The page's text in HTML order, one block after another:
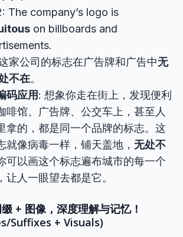
The company’s logo is
on billboards and
家公司的标志在广告牌和广告中无
不在。
码应用: 想象你走在街上，发现便利
啡馆、广告牌、公交车上，甚至人
拿的，都是同一个品牌的标志。这
就像病毒一样，铺天盖地， 无处不
可以画这个标志遍布城市的每一个
让人一眼望去都是它。
+ 图像，深度理解与记忆！
Suffixes + Visuals)